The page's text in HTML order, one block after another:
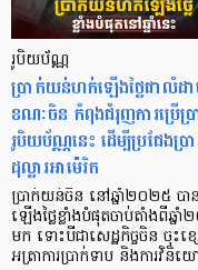
រូបិយប័ណ្ណ
ប្រាក់យន់ហក់ឡើងថ្លៃជាលំដ
ខណៈចិន កំពុងជំរុញការប្រើប្
រូបិយប័ណ្ណនេះ ដើម្បីប្រជែងប្រ
ដុល្លារអាម៉េរិក
ប្រាក់យន់ចិន នៅឆ្នាំ២០២៥ ប
ឡើងថ្លៃខ្លាំងបំផុតចាប់តាំងពីឆ្ន
មក ទោះបីជាសេដ្ឋកិច្ចចិន ចុះ
អត្រាការប្រាក់ទាប និងការវិ